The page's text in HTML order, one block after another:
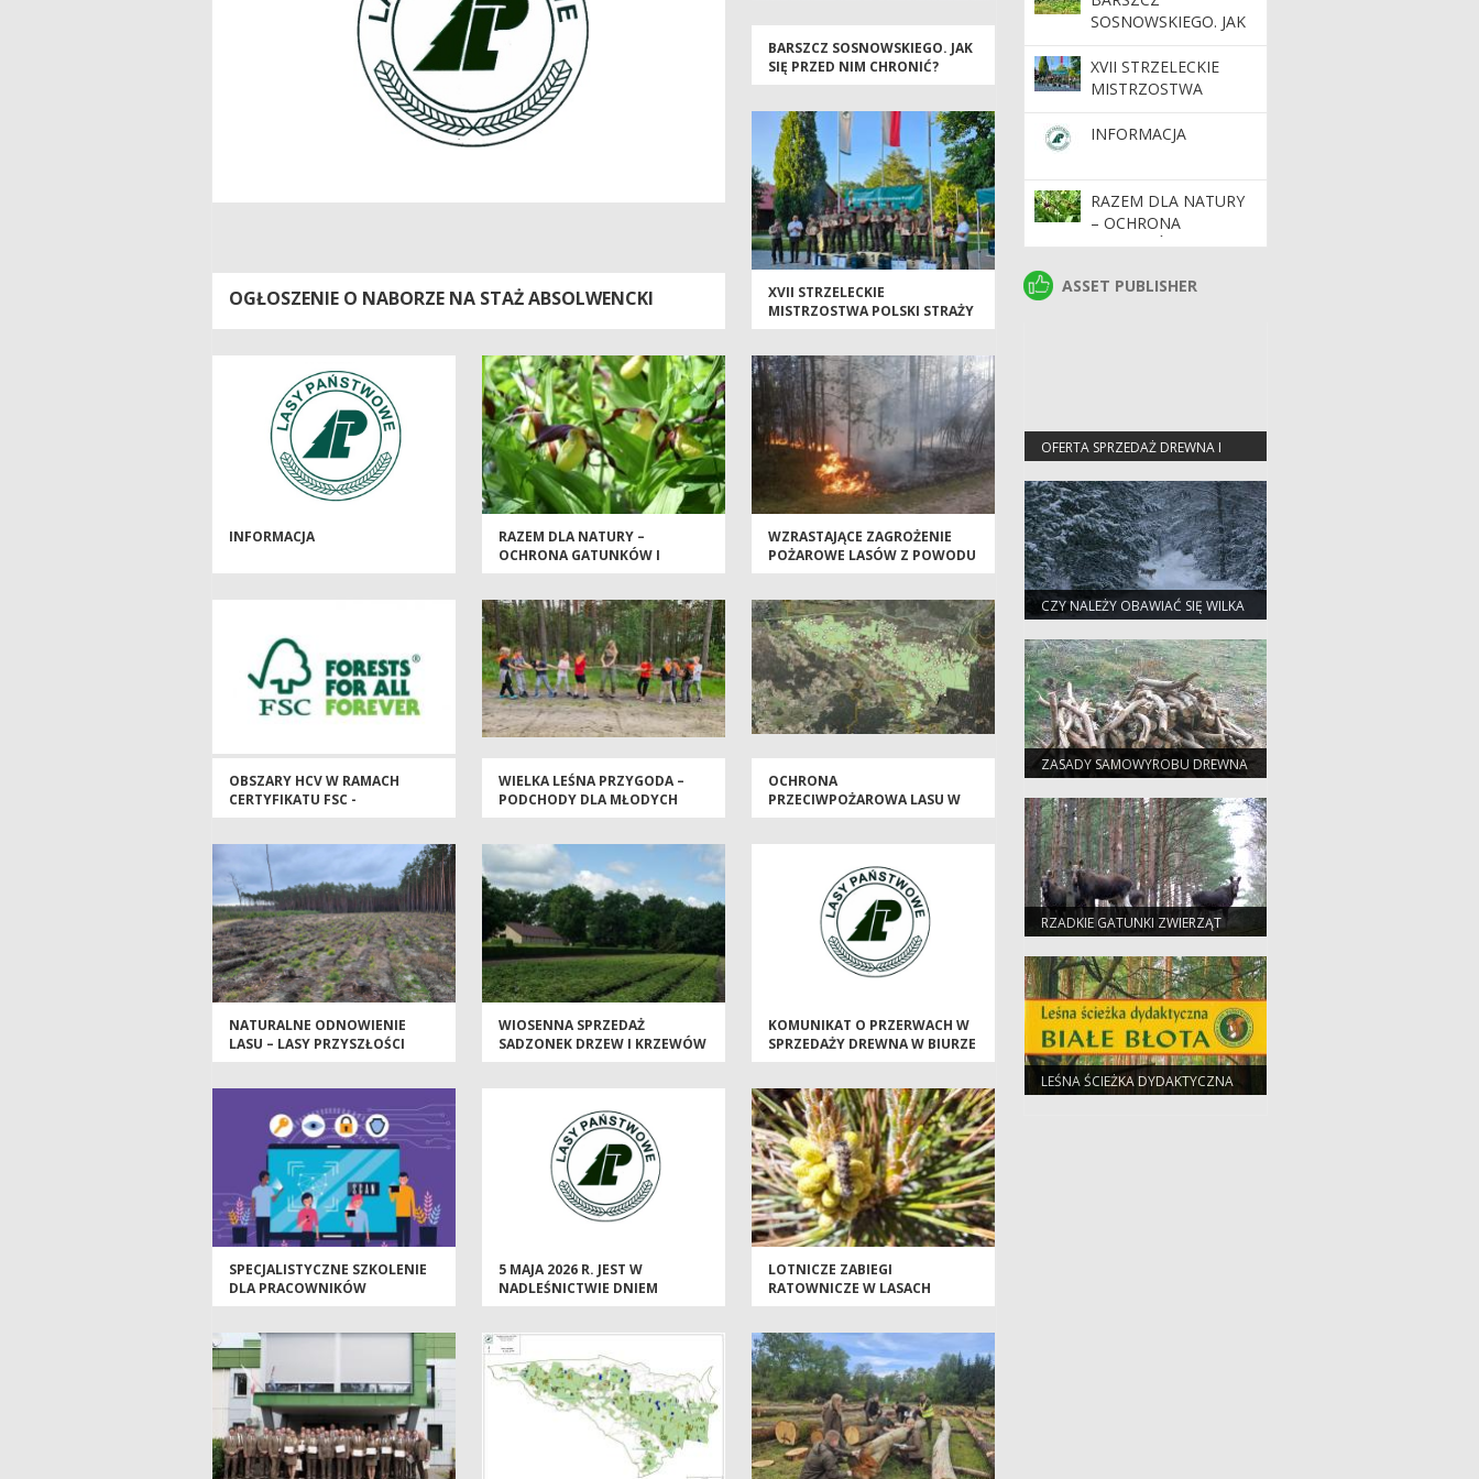
OGŁOSZENIE O NABORZE NA STAŻ ABSOLWENCKI
BARSZCZ SOSNOWSKIEGO. JAK
SIĘ PRZED NIM CHRONIĆ?
XVII STRZELECKIE
MISTRZOSTWA POLSKI STRAŻY
LEŚNEJ – TRZY DNI WIEDZY,
RYWALIZACJI
INFORMACJA
RAZEM DLA NATURY –
OCHRONA GATUNKÓW I
SIEDLISK NA TERENACH
WZRASTAJĄCE ZAGROŻENIE
POŻAROWE LASÓW Z POWODU
UPAŁÓW
OBSZARY HCV W RAMACH
CERTYFIKATU FSC -
KONSULTACJE SPOŁECZNE
WIELKA LEŚNA PRZYGODA –
PODCHODY DLA MŁODYCH
ODKRYWCÓW!
OCHRONA
PRZECIWPOŻAROWA LASU W
NADLEŚNICTWIE BYDGOSZCZ
NATURALNE ODNOWIENIE
LASU – LASY PRZYSZŁOŚCI
WIOSENNA SPRZEDAŻ
SADZONEK DRZEW I KRZEWÓW
KOMUNIKAT O PRZERWACH W
SPRZEDAŻY DREWNA W BIURZE
NADLEŚNICTWA
SPECJALISTYCZNE SZKOLENIE
DLA PRACOWNIKÓW
NADLEŚNICTWA
5 MAJA 2026 R. JEST W
NADLEŚNICTWIE DNIEM
WOLNYM OD PRACY
LOTNICZE ZABIEGI
RATOWNICZE W LASACH
REGIONU
SOSNOWSKIEGO. JAK
SIĘ PRZED NIM
CHRONIĆ?
XVII STRZELECKIE
MISTRZOSTWA
POLSKI STRAŻY
LEŚNEJ – TRZY DNI
DOŚWIADCZEŃ I
SPORTOWEJ
RYWALIZACJI
INFORMACJA
RAZEM DLA NATURY
– OCHRONA
GATUNKÓW I
TERENACH CENNYCH
ASSET PUBLISHER
ASSET PUBLISHER
OFERTA SPRZEDAŻ DREWNA I
CENNIKI
CZY NALEŻY OBAWIAĆ SIĘ WILKA
W LESIE ?
ZASADY SAMOWYROBU DREWNA
RZADKIE GATUNKI ZWIERZĄT
CZĘSTSZE POD BYDGOSZCZĄ
LEŚNA ŚCIEŻKA DYDAKTYCZNA
BIAŁE BŁOTA